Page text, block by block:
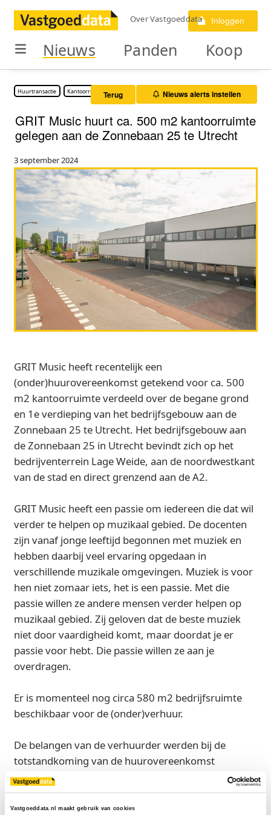
Vastgoeddata.nl maakt gebruik van cookies
Over Vastgoeddata Inloggen
Nieuws Panden Koop
Huurtransactie KantoorruimteTerug Nieuws alerts instellen
GRIT Music huurt ca. 500 m2 kantoorruimte
gelegen aan de Zonnebaan 25 te Utrecht
3 september 2024
GRIT Music heeft recentelijk een
(onder)huurovereenkomst getekend voor ca. 500
m2 kantoorruimte verdeeld over de begane grond
en 1e verdieping van het bedrijfsgebouw aan de
Zonnebaan 25 te Utrecht. Het bedrijfsgebouw aan
de Zonnebaan 25 in Utrecht bevindt zich op het
bedrijventerrein Lage Weide, aan de noordwestkant
van de stad en direct grenzend aan de A2.
GRIT Music heeft een passie om iedereen die dat wil
verder te helpen op muzikaal gebied. De docenten
zijn vanaf jonge leeftijd begonnen met muziek en
hebben daarbij veel ervaring opgedaan in
verschillende muzikale omgevingen. Muziek is voor
hen niet zomaar iets, het is een passie. Met die
passie willen ze andere mensen verder helpen op
muzikaal gebied. Zij geloven dat de beste muziek
niet door vaardigheid komt, maar doordat je er
passie voor hebt. Die passie willen ze aan je
overdragen.
Er is momenteel nog circa 580 m2 bedrijfsruimte
beschikbaar voor de (onder)verhuur.
De belangen van de verhuurder werden bij de
totstandkoming van de huurovereenkomst
behartigd door TREC.